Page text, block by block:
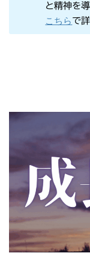
と精神を
こちら で